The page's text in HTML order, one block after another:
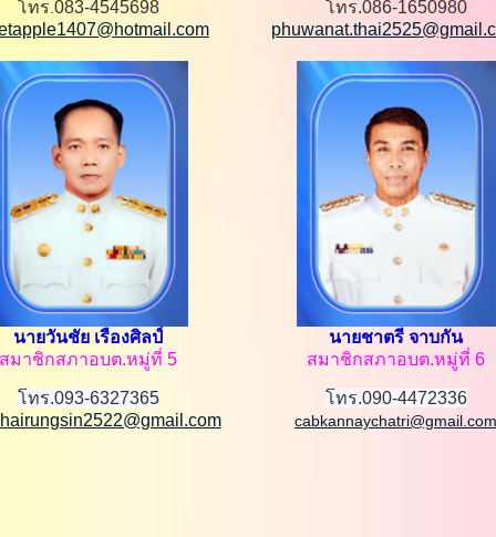
โทร 083-4545698
โทร.086-1650980
นายวันชัย เรืองศิลป์
สมาชิกสภาอบต.หมู่ที่ 5
โทร.093-6327365
นายชาตรี จาบกัน
สมาชิกสภาอบต.หมู่ที่ 6
โทร.090-4472336
cabkannaychatri@gmail.com